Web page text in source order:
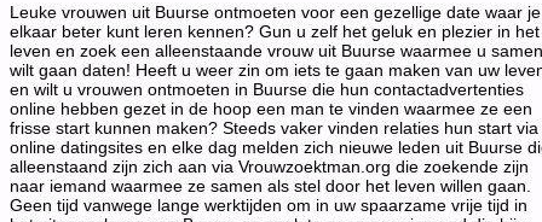
Leuke vrouwen uit Buurse ontmoeten voor een gezellige date waar je
elkaar beter kunt leren kennen? Gun u zelf het geluk en plezier in het
leven en zoek een alleenstaande vrouw uit Buurse waarmee u samen
wilt gaan daten! Heeft u weer zin om iets te gaan maken van uw
en wilt u vrouwen ontmoeten in Buurse die hun contactadvertenties
online hebben gezet in de hoop een man te vinden waarmee ze een
frisse start kunnen maken? Steeds vaker vinden relaties hun start via
online datingsites en elke dag melden zich nieuwe leden uit Buurse
alleenstaand zijn zich aan via Vrouwzoektman.org die zoekende zijn
naar iemand waarmee ze samen als stel door het leven willen gaan.
Geen tijd vanwege lange werktijden om in uw spaarzame vrije tijd in